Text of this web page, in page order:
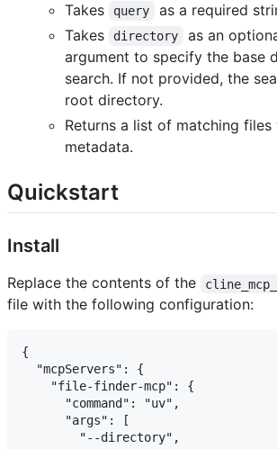
Takes
query
as a required
Takes
directory
as an
argument to specify the base
search. If not provided, the
root directory.
Returns a list of matching
metadata.
Quickstart
Install
Replace the contents of the
file with the following configuration:
{
  "mcpServers": {
    "file-finder-mcp": {
      "command": "uv",
      "args": [
        "--directory",